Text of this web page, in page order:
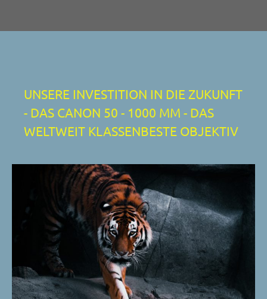
UNSERE INVESTITION IN DIE ZUKUNFT
- DAS CANON 50 - 1000 MM - DAS
WELTWEIT KLASSENBESTE OBJEKTIV